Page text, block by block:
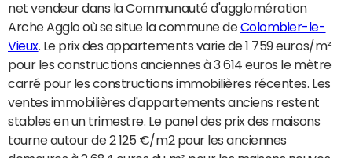
net vendeur dans la Communauté d'agglomération
Arche Agglo où se situe la commune deColombier-le-
Vieux. Le prix des appartements varie de 1 759 euros/m²
pour les constructions anciennes à 3 614 euros le mètre
carré pour les constructions immobilières récentes. Les
ventes immobilières d'appartements anciens restent
stables en un trimestre. Le panel des prix des maisons
tourne autour de 2 125 €/m2 pour les anciennes